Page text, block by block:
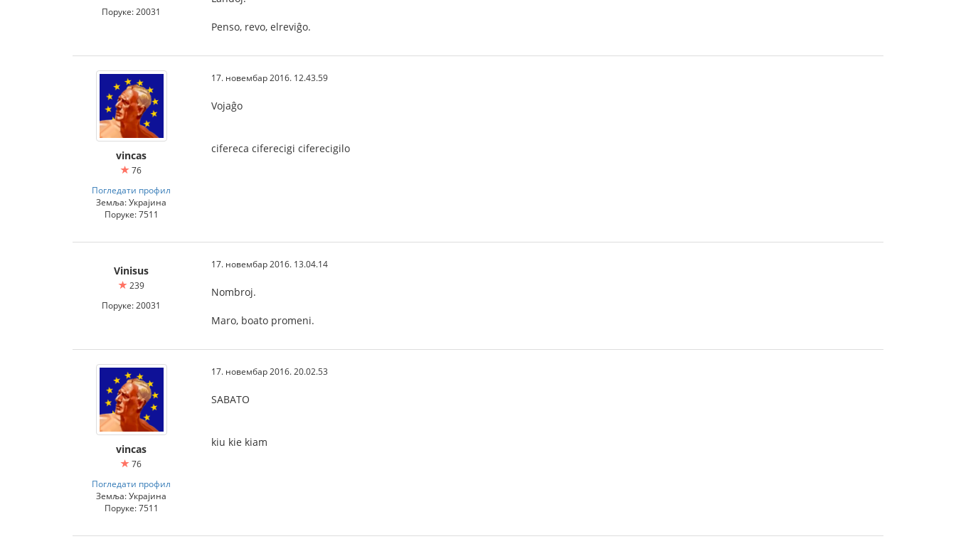
Поруке: 20031
Penso, revo, elreviĝo.
vincas
76
Погледати профил
Земља: Украјина
Поруке: 7511
17. новембар 2016. 12.43.59
Vojaĝo
cifereca ciferecigi ciferecigilo
Vinisus
239
Поруке: 20031
17. новембар 2016. 13.04.14
Nombroj.
Maro, boato promeni.
vincas
76
Погледати профил
Земља: Украјина
Поруке: 7511
17. новембар 2016. 20.02.53
SABATO
kiu kie kiam